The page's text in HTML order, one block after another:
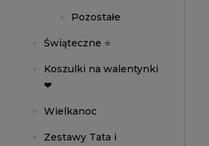
Pozostałe
Świąteczne ⭐
Koszulki na walentynki
❤
Wielkanoc
Zestawy Tata i